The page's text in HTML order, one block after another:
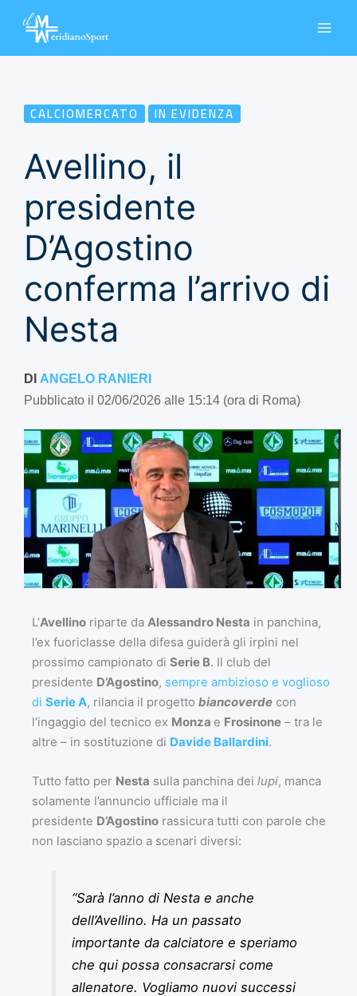
CALCIOMERCATO IN EVIDENZA
Avellino, il
presidente
D’Agostino
conferma l’arrivo di
Nesta
DI ANGELO RANIERI
Pubblicato il 02/06/2026 alle 15:14 (ora di Roma)
L’Avellino riparte da Alessandro Nesta in panchina,
l’ex fuoriclasse della difesa guiderà gli irpini nel
prossimo campionato di Serie B. Il club del
presidente D’Agostino, sempre ambizioso e voglioso
di Serie A, rilancia il progetto biancoverde con
l’ingaggio del tecnico ex Monza e Frosinone – tra le
altre – in sostituzione di Davide Ballardini.
Tutto fatto per Nesta sulla panchina dei lupi, manca
solamente l’annuncio ufficiale ma il
presidente D’Agostino rassicura tutti con parole che
non lasciano spazio a scenari diversi:
“Sarà l’anno di Nesta e anche
dell’Avellino. Ha un passato
importante da calciatore e speriamo
che qui possa consacrarsi come
allenatore. Vogliamo nuovi successi